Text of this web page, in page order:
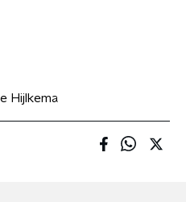
Hijlkema